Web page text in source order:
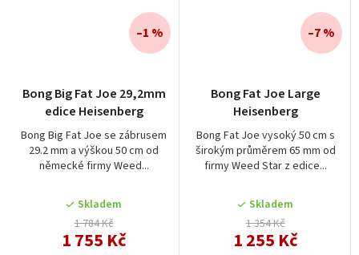
Bong Big Fat Joe 29,2mm
edice Heisenberg
Bong Big Fat Joe se zábrusem
29.2 mm a výškou 50 cm od
německé firmy Weed...
Skladem
1 784 Kč
1 755 Kč
–1 %
Bong Fat Joe Large
Heisenberg
Bong Fat Joe vysoký 50 cm s
širokým průměrem 65 mm od
firmy Weed Star z edice...
Skladem
1 354 Kč
1 255 Kč
–7 %